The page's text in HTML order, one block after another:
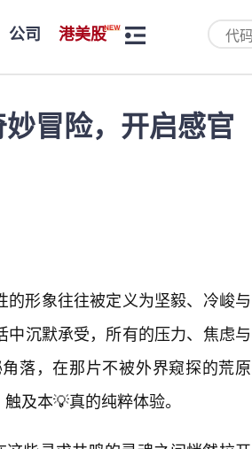
公司 港美股
冒险，开启感官
形象往往被定义为坚毅、冷峻与
沉默承受，所有的压力、焦虑与
落，在那片不被外界窥探的荒原
及本💡真的纯粹体验。